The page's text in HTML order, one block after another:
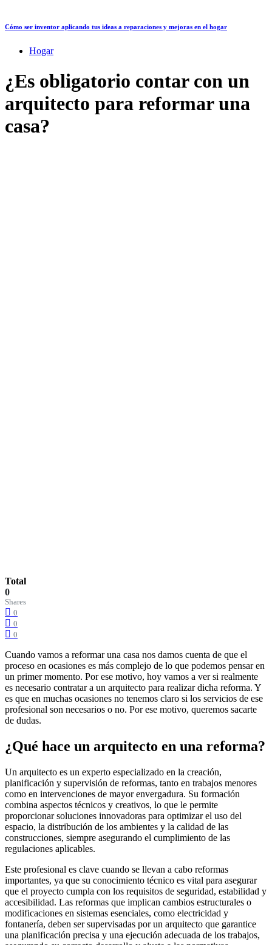
Cómo ser inventor aplicando tus ideas a reparaciones y mejoras en el hogar
Hogar
¿Es obligatorio contar con un
arquitecto para reformar una
casa?
Total
0
Shares
0
0
0
Cuando vamos a reformar una casa nos damos cuenta de que el
proceso en ocasiones es más complejo de lo que podemos pensar en
un primer momento. Por ese motivo, hoy vamos a ver si realmente
es necesario contratar a un arquitecto para realizar dicha reforma. Y
es que en muchas ocasiones no tenemos claro si los servicios de ese
profesional son necesarios o no. Por ese motivo, queremos sacarte
de dudas.
¿Qué hace un arquitecto en una reforma?
Un arquitecto es un experto especializado en la creación,
planificación y supervisión de reformas, tanto en trabajos menores
como en intervenciones de mayor envergadura. Su formación
combina aspectos técnicos y creativos, lo que le permite
proporcionar soluciones innovadoras para optimizar el uso del
espacio, la distribución de los ambientes y la calidad de las
construcciones, siempre asegurando el cumplimiento de las
regulaciones aplicables.
Este profesional es clave cuando se llevan a cabo reformas
importantes, ya que su conocimiento técnico es vital para asegurar
que el proyecto cumpla con los requisitos de seguridad, estabilidad y
accesibilidad. Las reformas que implican cambios estructurales o
modificaciones en sistemas esenciales, como electricidad y
fontanería, deben ser supervisadas por un arquitecto que garantice
una planificación precisa y una ejecución adecuada de los trabajos,